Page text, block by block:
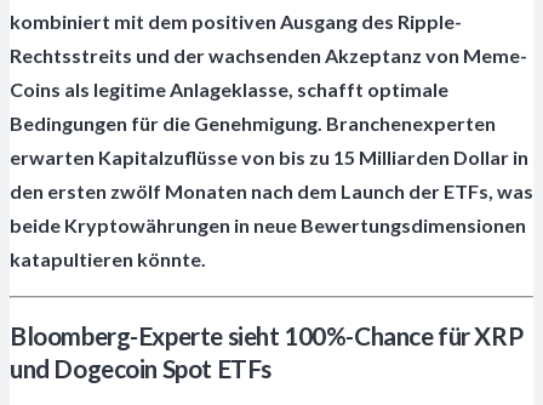
kombiniert mit dem positiven Ausgang des Ripple-
Rechtsstreits und der wachsenden Akzeptanz von Meme-
Coins als legitime Anlageklasse, schafft optimale
Bedingungen für die Genehmigung. Branchenexperten
erwarten Kapitalzuflüsse von bis zu 15 Milliarden Dollar in
den ersten zwölf Monaten nach dem Launch der ETFs, was
beide Kryptowährungen in neue Bewertungsdimensionen
katapultieren könnte.
Bloomberg-Experte sieht 100%-Chance für XRP
und Dogecoin Spot ETFs